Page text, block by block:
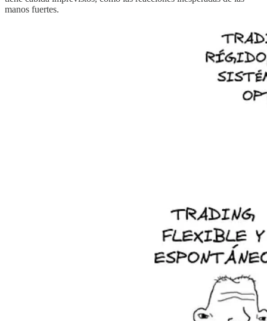
manos fuertes.